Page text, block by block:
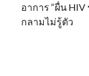
อาการ “ผื่น
กลามไม่รู้ตัว